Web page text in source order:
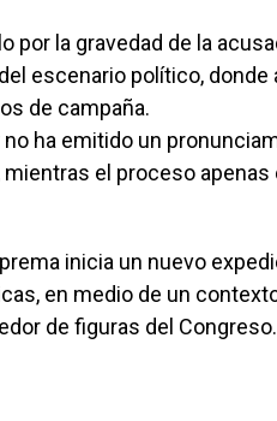
por la gravedad de la
escenario político, donde
de campaña.
ha emitido un
el proceso
inicia un nuevo
en medio de un
de figuras del Congreso.